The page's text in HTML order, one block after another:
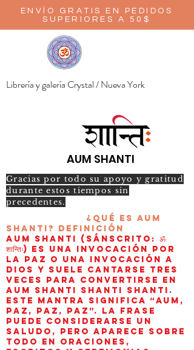
ENVÍO GRATIS EN PEDIDOS
SUPERIORES A 50$
Librería y galería Crystal / Nueva York
AUM SHANTI
Gracias por todo su apoyo y gratitud
durante estos tiempos sin
precedentes.
¿Qué es AUM
Shanti? Definición
AUM Shanti (sánscrito: ॐ
शान्तिः) es una invocación por
la paz o una invocación a
Dios y suele cantarse tres
veces para convertirse en
aum shanti shanti shanti.
Este mantra significa “AUM,
paz, paz, paz”. La frase
puede considerarse un
saludo, pero aparece sobre
todo en oraciones,